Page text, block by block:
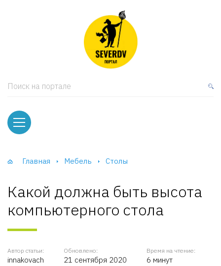
Поиск на портале
Главная Мебель Столы
Какой должна быть высота
компьютерного стола
Автор статьи:
innakovach
Обновлено:
21 сентября 2020
Время на чтение:
6 минут
и тумбы
и Шкафы-Купе